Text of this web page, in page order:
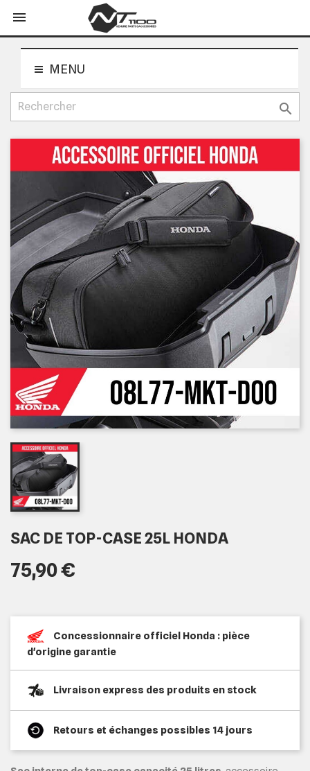

MENU

SAC DE TOP-CASE 25L HONDA
75,90 €
Concessionnaire officiel Honda : pièce
d'origine garantie
Livraison express des produits en stock
Retours et échanges possibles 14 jours